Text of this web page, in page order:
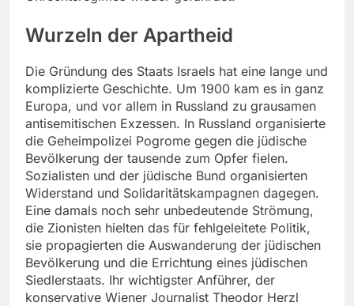
Wurzeln der Apartheid
Die Gründung des Staats Israels hat eine lange und
komplizierte Geschichte. Um 1900 kam es in ganz
Europa, und vor allem in Russland zu grausamen
antisemitischen Exzessen. In Russland organisierte
die Geheimpolizei Pogrome gegen die jüdische
Bevölkerung der tausende zum Opfer fielen.
Sozialisten und der jüdische Bund organisierten
Widerstand und Solidaritätskampagnen dagegen.
Eine damals noch sehr unbedeutende Strömung,
die Zionisten hielten das für fehlgeleitete Politik,
sie propagierten die Auswanderung der jüdischen
Bevölkerung und die Errichtung eines jüdischen
Siedlerstaats. Ihr wichtigster Anführer, der
konservative Wiener Journalist Theodor Herzl